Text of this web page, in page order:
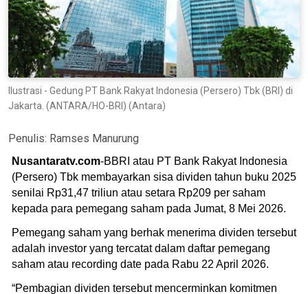
Ilustrasi - Gedung PT Bank Rakyat Indonesia (Persero) Tbk (BRI) di
Jakarta. (ANTARA/HO-BRI) (Antara)
Penulis: Ramses Manurung
Nusantaratv.com-BBRI atau PT Bank Rakyat Indonesia
(Persero) Tbk membayarkan sisa dividen tahun buku 2025
senilai Rp31,47 triliun atau setara Rp209 per saham
kepada para pemegang saham pada Jumat, 8 Mei 2026.
Pemegang saham yang berhak menerima dividen tersebut
adalah investor yang tercatat dalam daftar pemegang
saham atau recording date pada Rabu 22 April 2026.
“Pembagian dividen tersebut mencerminkan komitmen